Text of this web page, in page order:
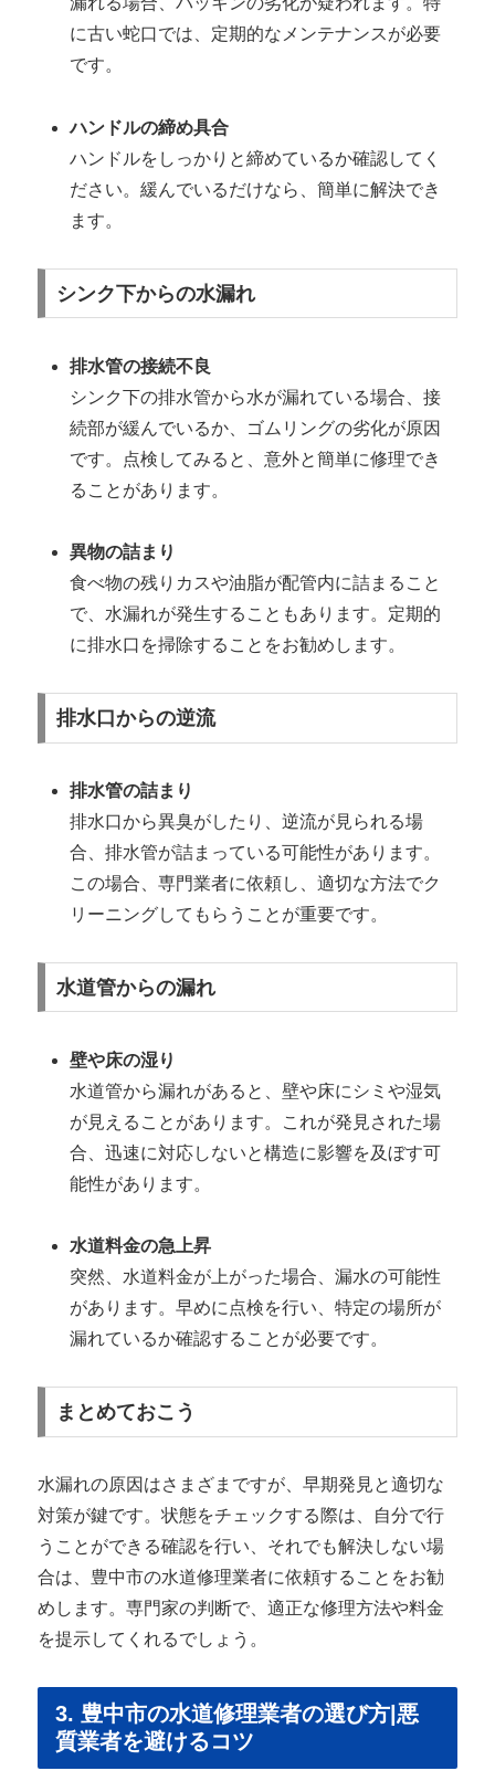
に古い蛇口では、定期的なメンテナンスが必要
です。
ハンドルの締め具合
ハンドルをしっかりと締めているか確認してく
ださい。緩んでいるだけなら、簡単に解決でき
ます。
シンク下からの水漏れ
排水管の接続不良
シンク下の排水管から水が漏れている場合、接
続部が緩んでいるか、ゴムリングの劣化が原因
です。点検してみると、意外と簡単に修理でき
ることがあります。
異物の詰まり
食べ物の残りカスや油脂が配管内に詰まること
で、水漏れが発生することもあります。定期的
に排水口を掃除することをお勧めします。
排水口からの逆流
排水管の詰まり
排水口から異臭がしたり、逆流が見られる場
合、排水管が詰まっている可能性があります。
この場合、専門業者に依頼し、適切な方法でク
リーニングしてもらうことが重要です。
水道管からの漏れ
壁や床の湿り
水道管から漏れがあると、壁や床にシミや湿気
が見えることがあります。これが発見された場
合、迅速に対応しないと構造に影響を及ぼす可
能性があります。
水道料金の急上昇
突然、水道料金が上がった場合、漏水の可能性
があります。早めに点検を行い、特定の場所が
漏れているか確認することが必要です。
まとめておこう
水漏れの原因はさまざまですが、早期発見と適切な
対策が鍵です。状態をチェックする際は、自分で行
うことができる確認を行い、それでも解決しない場
合は、豊中市の水道修理業者に依頼することをお勧
めします。専門家の判断で、適正な修理方法や料金
を提示してくれるでしょう。
3. 豊中市の水道修理業者の選び方|悪
質業者を避けるコツ